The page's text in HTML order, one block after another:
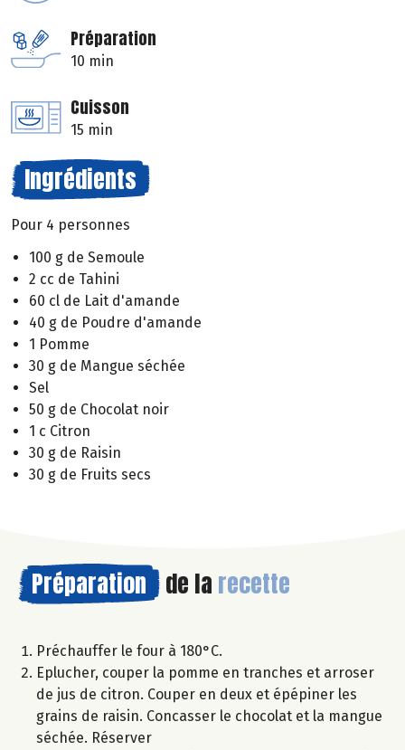
Préparation
10 min
Cuisson
15 min
Ingrédients
Pour 4 personnes
100 g de Semoule
2 cc de Tahini
60 cl de Lait d'amande
40 g de Poudre d'amande
1 Pomme
30 g de Mangue séchée
Sel
50 g de Chocolat noir
1 c Citron
30 g de Raisin
30 g de Fruits secs
Préparation de la recette
Préchauffer le four à 180°C.
Eplucher, couper la pomme en tranches et arroser
de jus de citron. Couper en deux et épépiner les
grains de raisin. Concasser le chocolat et la mangue
séchée. Réserver